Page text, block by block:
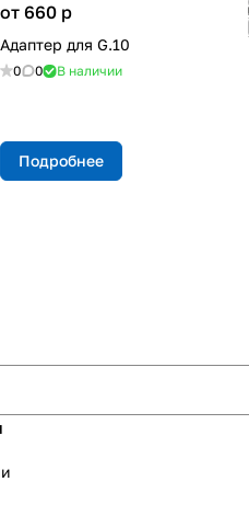
от 660 p
Адаптер для G.10
0 0 В наличии
Подробнее